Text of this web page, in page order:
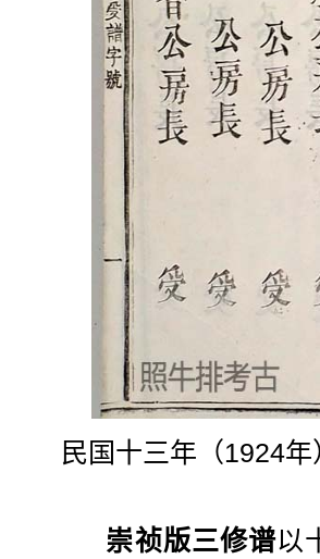
民国十三年（1924
崇祯版三修谱以